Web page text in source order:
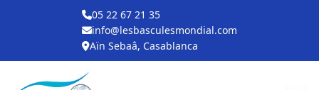
05 22 67 21 35
info@lesbasculesmondial.com
Aïn Sebaâ, Casablanca